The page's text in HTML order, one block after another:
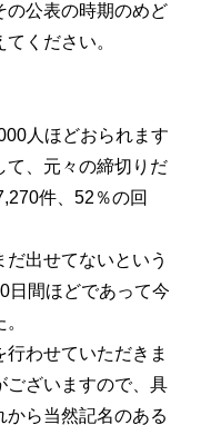
の公表の時期のめど
ください。
人ほどおられます
て、元々の締切りだ
件、52％の回
出せてないという
日間ほどであって今
わせていただきま
ございますので、具
ら当然記名のある